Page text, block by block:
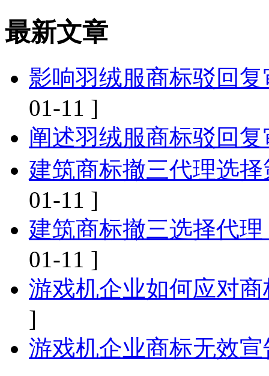
最新文章
影响羽绒服商标驳回
01-11 ]
阐述羽绒服商标驳回
建筑商标撤三代理选
01-11 ]
建筑商标撤三选择代
01-11 ]
游戏机企业如何应对
]
游戏机企业商标无效